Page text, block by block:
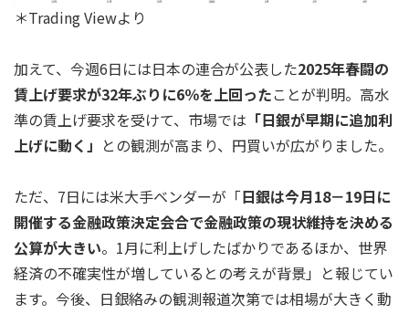
＊Trading Viewより
加えて、今週6日には日本の連合が公表した2025年春闘の
賃上げ要求が32年ぶりに6％を上回ったことが判明。高水
準の賃上げ要求を受けて、市場では 「日銀が早期に追加利
上げに動く」 との観測が高まり、円買いが広がりました。
ただ、7日には米大手ベンダーが「日銀は今月18－19日に
開催する金融政策決定会合で金融政策の現状維持を決める
公算が大きい。1月に利上げしたばかりであるほか、世界
経済の不確実性が増しているとの考えが背景」と報じてい
ます。今後、日銀絡みの観測報道次第では相場が大きく動